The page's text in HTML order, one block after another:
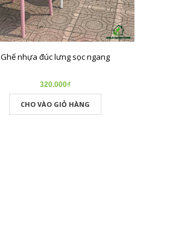
Ghế nhựa đúc lưng sọc ngang
320.000₫
CHO VÀO GIỎ HÀNG